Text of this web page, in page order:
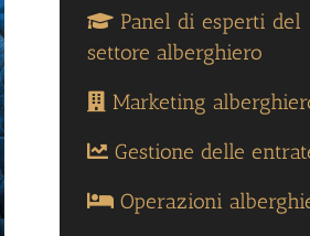
Panel di esperti del
settore alberghiero
Marketing
Gestione delle
Operazioni